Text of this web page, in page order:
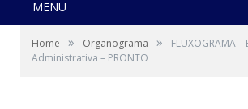
MENU
Home » Organograma »
FLUXOGRAMA
Administrativa – PRONTO